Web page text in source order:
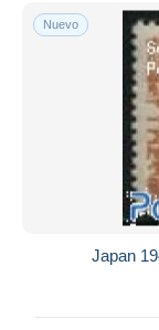
Nuevo
Japan